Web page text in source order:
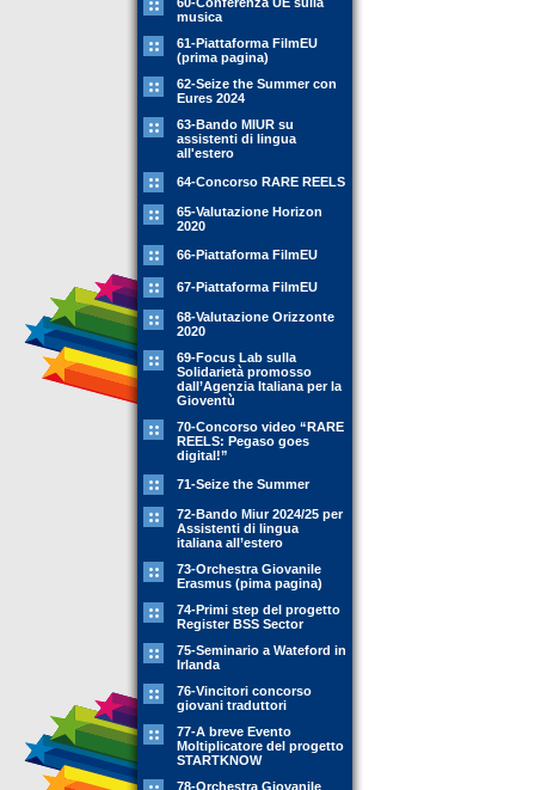
musica
61-Piattaforma FilmEU
(prima pagina)
62-Seize the Summer con
Eures 2024
63-Bando MIUR su
assistenti di lingua
all'estero
64-Concorso RARE REELS
65-Valutazione Horizon
2020
66-Piattaforma FilmEU
67-Piattaforma FilmEU
68-Valutazione Orizzonte
2020
69-Focus Lab sulla
Solidarietà promosso
dall’Agenzia Italiana per la
Gioventù
70-Concorso video “RARE
REELS: Pegaso goes
digital!”
71-Seize the Summer
72-Bando Miur 2024/25 per
Assistenti di lingua
italiana all’estero
73-Orchestra Giovanile
Erasmus (pima pagina)
74-Primi step del progetto
Register BSS Sector
75-Seminario a Wateford in
Irlanda
76-Vincitori concorso
giovani traduttori
77-A breve Evento
Moltiplicatore del progetto
STARTKNOW
78-Orchestra Giovanile